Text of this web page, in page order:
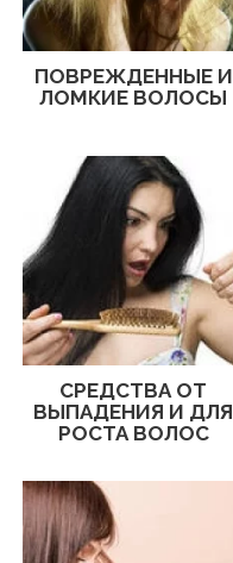
ПОВРЕЖДЕННЫЕ И
ЛОМКИЕ ВОЛОСЫ
СРЕДСТВА ОТ
ВЫПАДЕНИЯ И ДЛЯ
РОСТА ВОЛОС